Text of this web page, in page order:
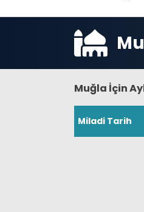
Muğla İçin
Miladi Tarih